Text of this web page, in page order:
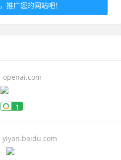
推广您的网站吧！
openai.com
1
yiyan.baidu.com